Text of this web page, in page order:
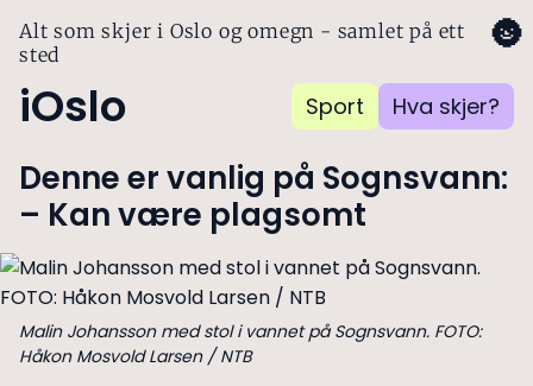
Alt som skjer i Oslo og omegn - samlet på ett
sted
iOslo Sport Hva skjer?
🌚
Denne er vanlig på Sognsvann:
– Kan være plagsomt
Malin Johansson med stol i vannet på Sognsvann. FOTO:
Håkon Mosvold Larsen / NTB